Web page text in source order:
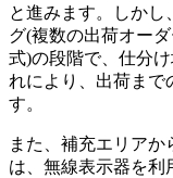
と進みます。しかし
グ(複数の出荷オー
式)の段階で、仕分
れにより、出荷まで
す。
また、補充エリア
は、無線表示器を利